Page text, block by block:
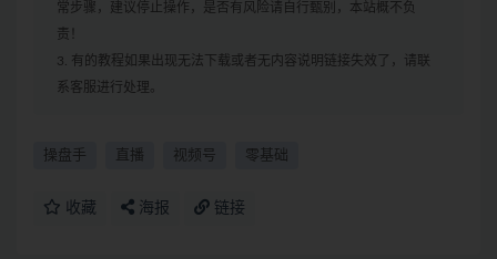
常步骤，建议停止操作，是否有风险请自行甄别，本站概不负
责！
3. 有的教程如果出现无法下载或者无内容说明链接失效了，请联
系客服进行处理。
操盘手 直播 视频号 零基础
收藏 海报 链接